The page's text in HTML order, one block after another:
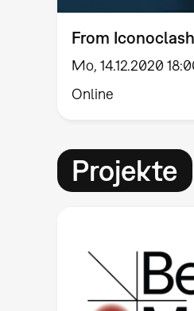
From
Mo, 14.12.2020
Online
Projekte